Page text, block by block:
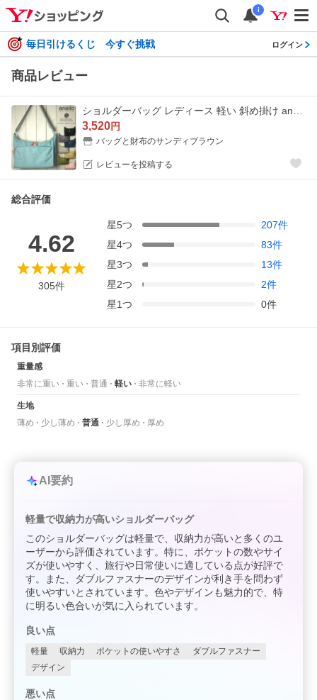
i
毎日引けるくじ 今すぐ挑戦 ログイン
商品レビュー
3,520円
バッグと財布のサンディブラウン
レビューを投稿する
総合評価
4.62
305件
星5つ 207件
星4つ 83件
星3つ 13件
星2つ 2件
星1つ 0件
項目別評価
重量感
非常に重い
重い 普通 軽い 非常に軽い
生地
薄め
少し薄め 普通 少し厚め 厚め
AI要約
軽量で収納力が高いショルダーバッグ
このショルダーバッグは軽量で、収納力が高いと多くのユ
ーザーから評価されています。特に、ポケットの数やサイ
ズが使いやすく、旅行や日常使いに適している点が好評で
す。また、ダブルファスナーのデザインが利き手を問わず
使いやすいとされています。色やデザインも魅力的で、特
に明るい色合いが気に入られています。
良い点
軽量 収納力 ポケットの使いやすさ
ダブルファスナー
デザイン
悪い点